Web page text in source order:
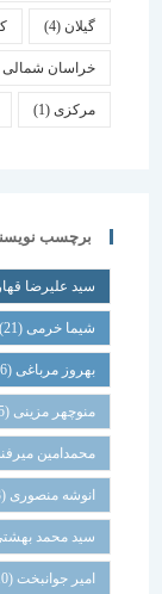
کرمان
خراسان شمالی(2)
(1)
برچسب نویسندگان
سید علیرضا قهاری(168)
شیما خرمی(21)
بهروز مرباغی (16)
منوچهر مزینی(15)
محمدامین میرفندرسکی
انوشه منصوری(13)
سید محمد بهشتی(12)
امیر جوانبخت(10)